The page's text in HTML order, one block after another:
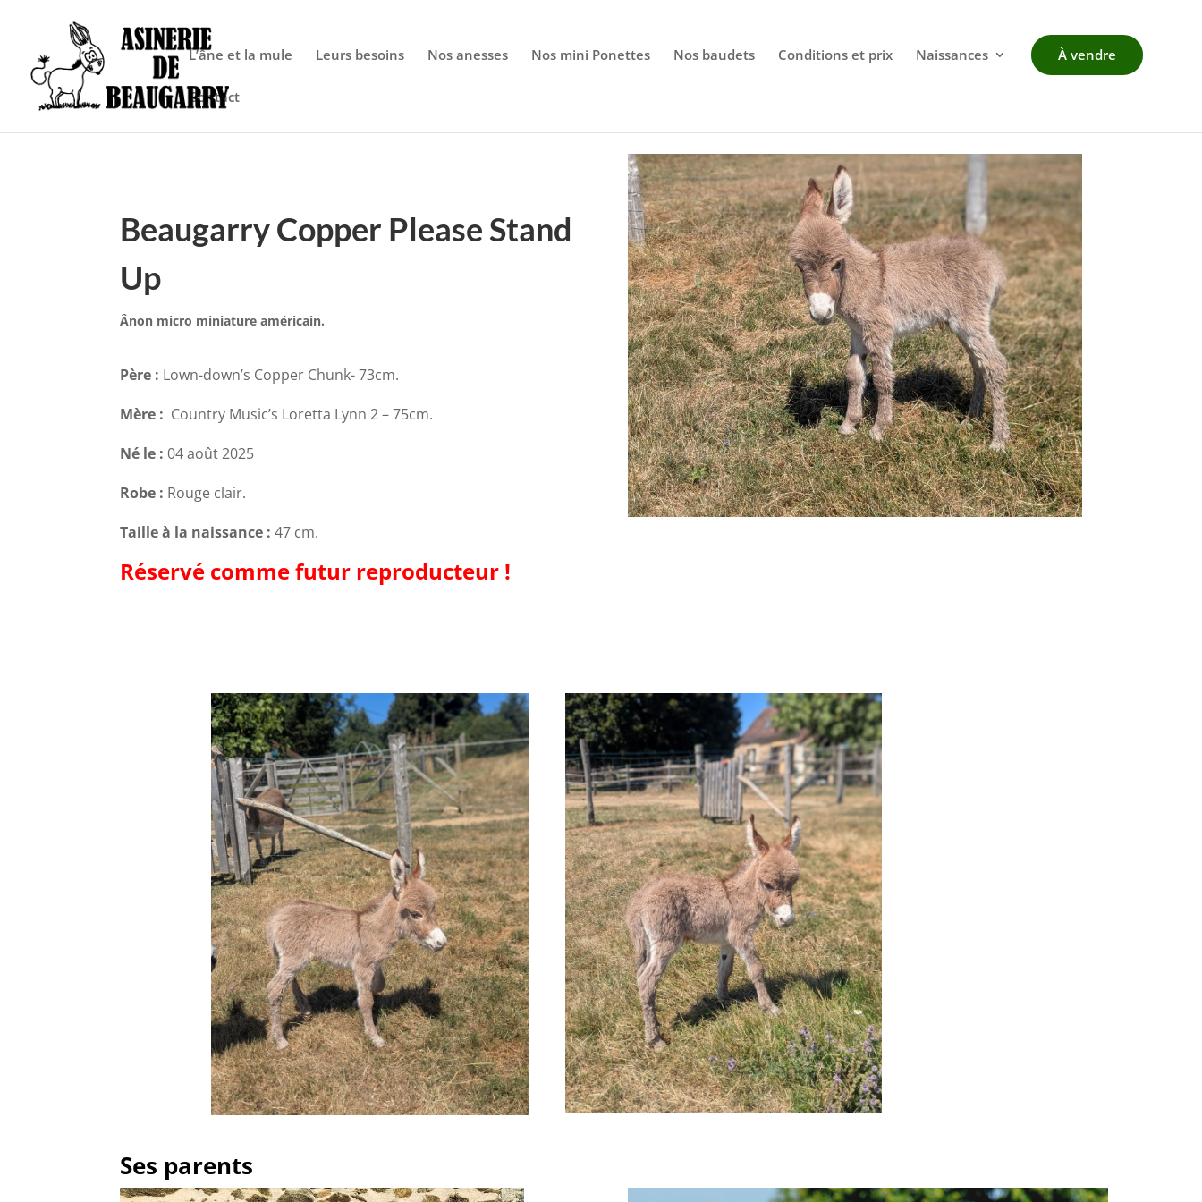
: Constant FORCE_SSL_ADMIN already defined in
L’âne et la mule Leurs besoins Nos anesses Nos mini Ponettes Nos baudets Conditions et prix Naissances À vendre
Contact
Beaugarry Copper Please Stand
Up
Ânon micro miniature américain.
Père : Lown-down’s Copper Chunk- 73cm.
Mère : Country Music’s Loretta Lynn 2 – 75cm.
Né le : 04 août 2025
Robe : Rouge clair.
Taille à la naissance :47 cm.
Réservé comme futur reproducteur !
Ses parents